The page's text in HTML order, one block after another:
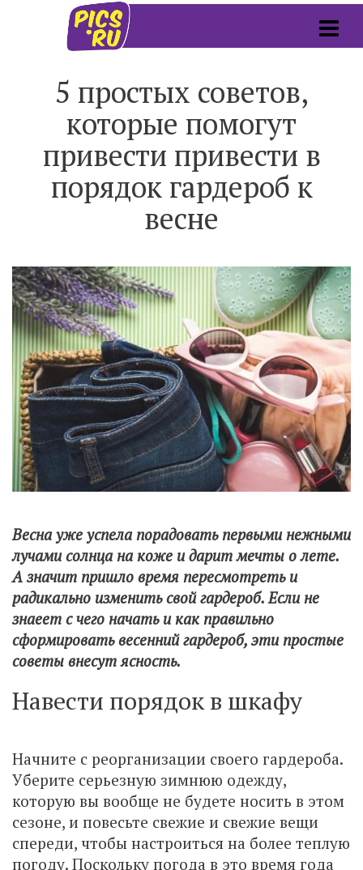
5 простых советов,
которые помогут
привести привести в
порядок гардероб к
весне
Весна уже успела порадовать первыми нежными
лучами солнца на коже и дарит мечты о лете.
А значит пришло время пересмотреть и
радикально изменить свой гардероб. Если не
знаеет с чего начать и как правильно
сформировать весенний гардероб, эти простые
советы внесут ясность.
Навести порядок в шкафу
Начните с реорганизации своего гардероба.
Уберите серьезную зимнюю одежду,
которую вы вообще не будете носить в этом
сезоне, и повесьте свежие и свежие вещи
спереди, чтобы настроиться на более теплую
погоду. Поскольку погода в это время года